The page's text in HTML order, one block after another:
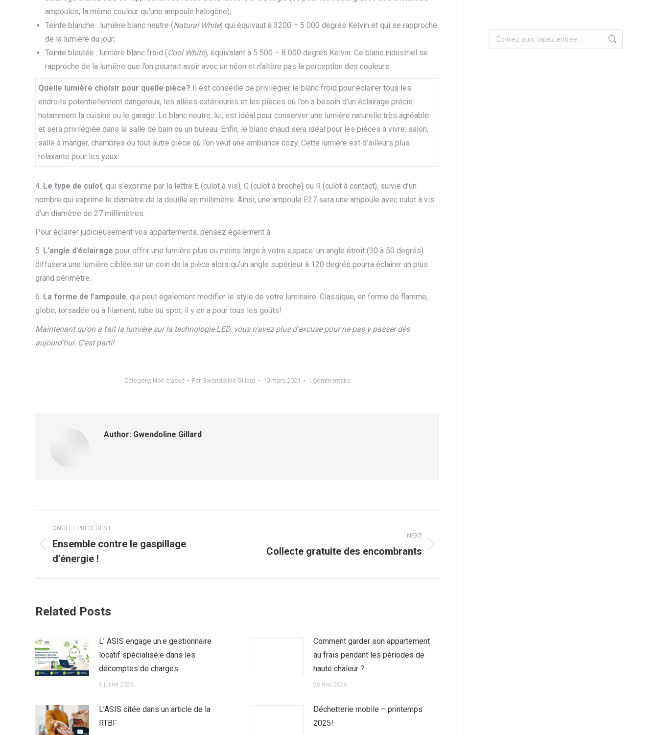
ampoules, la même couleur qu’une ampoule halogène);
Teinte blanche : lumière blanc neutre (Natural White) qui équivaut à 3200 – 5 000 degrés Kelvin et qui se rapproche
de la lumière du jour;
Teinte bleutée : lumière blanc froid (Cool White), équivalant à 5 500 – 8 000 degrés Kelvin. Ce blanc industriel se
rapproche de la lumière que l’on pourrait avoir avec un néon et n’altère pas la perception des couleurs.
Quelle lumière choisir pour quelle pièce? Il est conseillé de privilégier le blanc froid pour éclairer tous les
endroits potentiellement dangereux, les allées extérieures et les pièces où l’on a besoin d’un éclairage précis:
notamment la cuisine ou le garage. Le blanc neutre, lui, est idéal pour conserver une lumière naturelle très agréable
et sera privilégiée dans la salle de bain ou un bureau. Enfin, le blanc chaud sera idéal pour les pièces à vivre: salon,
salle à manger, chambres ou tout autre pièce où l’on veut une ambiance cozy. Cette lumière est d’ailleurs plus
relaxante pour les yeux.
4. Le type de culot, qui s’exprime par la lettre E (culot à vis), G (culot à broche) ou R (culot à contact), suivie d’un
nombre qui exprime le diamètre de la douille en millimètre. Ainsi, une ampoule E27 sera une ampoule avec culot à vis
d’un diamètre de 27 millimètres.
Pour éclairer judicieusement vos appartements, pensez également à:
5. L’angle d’éclairage pour offrir une lumière plus ou moins large à votre espace: un angle étroit (30 à 50 degrés)
diffusera une lumière ciblée sur un coin de la pièce alors qu’un angle supérieur à 120 degrés pourra éclairer un plus
grand périmètre.
6. La forme de l’ampoule, qui peut également modifier le style de votre luminaire. Classique, en forme de flamme,
globe, torsadée ou à filament, tube ou spot, il y en a pour tous les goûts!
Maintenant qu’on a fait la lumière sur la technologie LED, vous n’avez plus d’excuse pour ne pas y passer dès
aujourd’hui. C’est parti!
Category: Non classé Par Gwendoline Gillard 10 mars 2021 1 Commentaire
Author: Gwendoline Gillard
navigation
ONGLET PRÉCÉDENT
Previous
post:
Ensemble contre le gaspillage
d’énergie !
NEXT
NextCollecte gratuite des encombrants
Related Posts
L’ ASIS engage un.e gestionnaire
locatif spécialisé.e dans les
décomptes de charges
6 juillet 2026
Comment garder son appartement
au frais pendant les périodes de
haute chaleur ?
26 mai 2026
L’ASIS citée dans un article de la
RTBF
Déchetterie mobile – printemps
2025!
Search: